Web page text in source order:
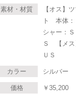
素材・材質
【オス】
ト 本体
シャー：
Ｓ 【メス
ＵＳ
カラー シルバー
価格 ￥ 35,200